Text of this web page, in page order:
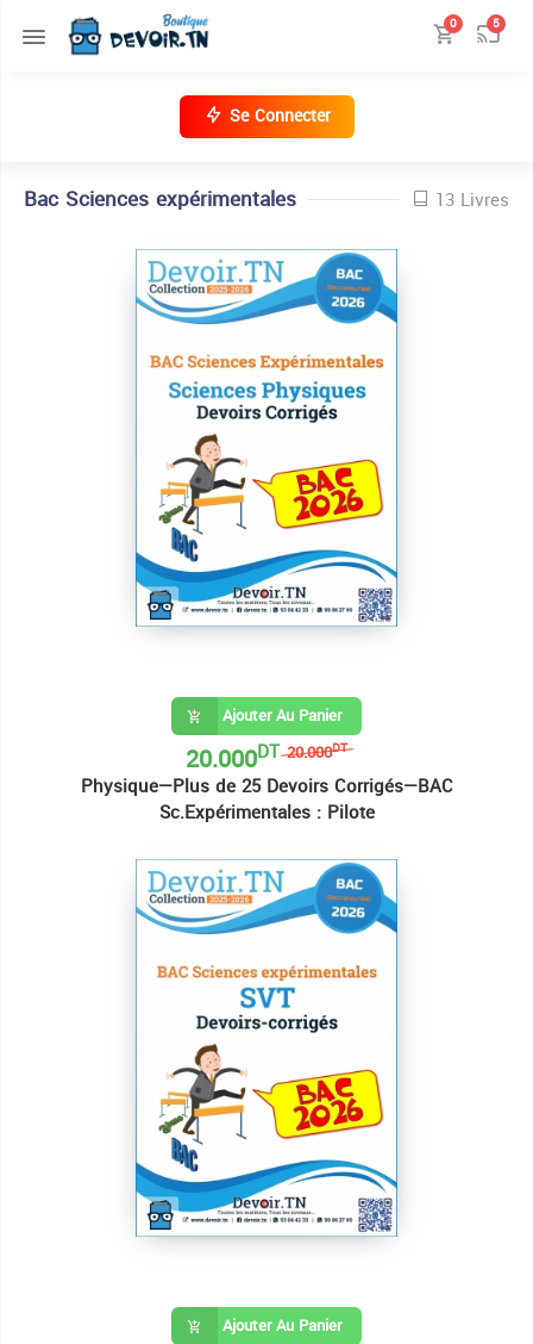
0 5
Se Connecter
Bac Sciences expérimentales 13 Livres
Ajouter Au Panier
20.000DT
20.000DT
Physique—Plus de 25 Devoirs Corrigés—BAC
Sc.Expérimentales : Pilote
Ajouter Au Panier